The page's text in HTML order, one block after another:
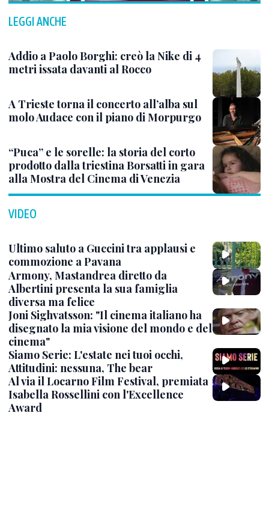
LEGGI ANCHE
Addio a Paolo Borghi: creò la Nike di 4
metri issata davanti al Rocco
A Trieste torna il concerto all’alba sul
molo Audace con il piano di Morpurgo
“Puca” e le sorelle: la storia del corto
prodotto dalla triestina Borsatti in gara
alla Mostra del Cinema di Venezia
VIDEO
Ultimo saluto a Guccini tra applausi e
commozione a Pavana
Armony, Mastandrea diretto da
Albertini presenta la sua famiglia
diversa ma felice
Joni Sighvatsson: "Il cinema italiano ha
disegnato la mia visione del mondo e del
cinema"
Siamo Serie: L'estate nei tuoi occhi,
Attitudini: nessuna, The bear
Al via il Locarno Film Festival, premiata
Isabella Rossellini con l'Excellence
Award